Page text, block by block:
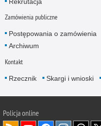
Zamówienia publiczne
Postępowania o zamówienia
Archiwum
Kontakt
Rzecznik Skargi i wnioski
Policjaonline